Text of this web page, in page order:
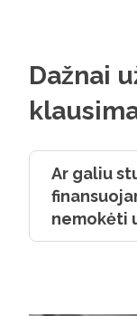
Dažnai
Ar galiu
nemokėti